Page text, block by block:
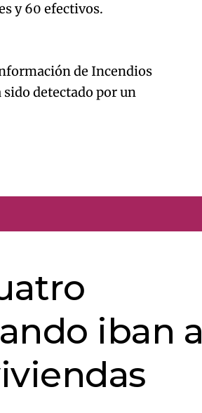
y 60 efectivos.
de Incendios
detectado por un
iban a